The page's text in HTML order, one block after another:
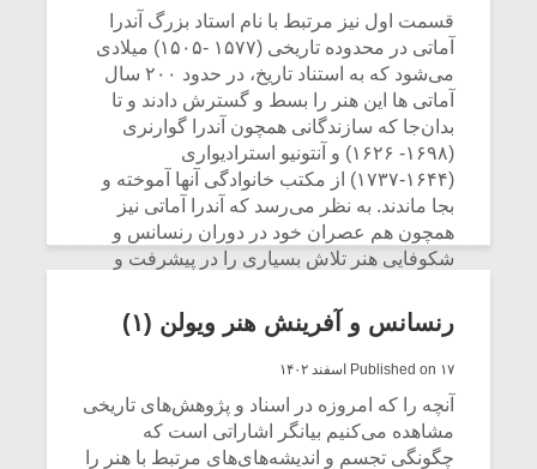
باید خودِ ساز را با تمام وجوه جسمانی، صوتی، و
بیانی‌اش بشناسد و بتواند در گفت‌وگویی زنده و
پویا با خواست‌های آگاهانه نوازنده، آفرینشگرانه و
هوشمندانه عمل کند.
CONTINUE READING
قسمت اول نیز مرتبط با نام استاد بزرگ آندرا
آماتی در محدوده تاریخی (۱۵۷۷ -۱۵۰۵) میلادی
می‌شود که به استناد تاریخ، در حدود ۲۰۰ سال
آماتی ها این هنر را بسط و گسترش دادند و تا
بدان‌جا که سازندگانی همچون آندرا گوارنری
(۱۶۹۸- ۱۶۲۶) و آنتونیو استرادیواری
(۱۶۴۴-۱۷۳۷) از مکتب خانوادگی آنها آموخته و
بجا ماندند. به نظر می‌رسد که آندرا آماتی نیز
همچون هم عصران خود در دوران رنسانس و
شکوفایی هنر تلاش بسیاری را در پیشرفت و
ویولن در مکتب خود انجام دادند. این موضوع با
توجه به فعالیت خانوادگی آنها از طریق فرزندان
او نیز به استناد تاریخ قابل مشاهده است.
CONTINUE READING
رنسانس و آفرینش هنر ویولن (۱)
Published on ۱۷ اسفند ۱۴۰۲
آنچه را که امروزه در اسناد و پژوهش‌های تاریخی
مشاهده می‌کنیم بیانگر اشاراتی است که
چگونگی تجسم و اندیشه‌های‌های مرتبط با هنر را